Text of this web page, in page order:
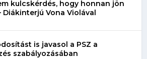
kulcskérdés, hogy honnan jön
Diákinterjú Vona Violával
is javasol a PSZ a
szabályozásában